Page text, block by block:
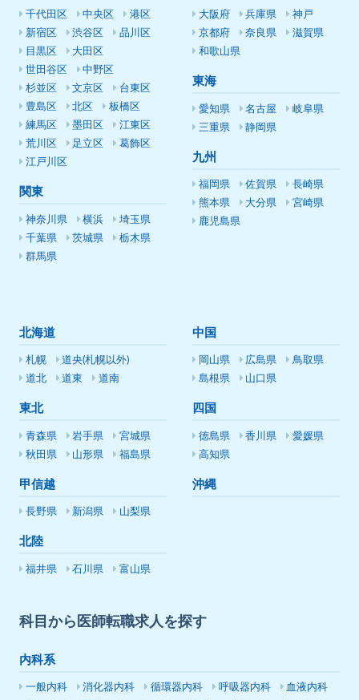
千代田区 中央区
港区
新宿区
渋谷区
品川区
目黒区
大田区
世田谷区
中野区
杉並区
文京区
台東区
豊島区
北区
板橋区
練馬区
墨田区
江東区
荒川区
足立区
葛飾区
江戸川区
関東
神奈川県 横浜
埼玉県
千葉県
茨城県
栃木県
群馬県
大阪府 兵庫県
神戸
京都府
奈良県
滋賀県
和歌山県
東海
愛知県 名古屋
岐阜県
三重県
静岡県
九州
福岡県 佐賀県
長崎県
熊本県
大分県
宮崎県
鹿児島県
北海道
札幌
道央(札幌以外)
道北
道東 道南
東北
青森県 岩手県
宮城県
秋田県
山形県 福島県
甲信越
長野県 新潟県 山梨県
北陸
福井県 石川県 富山県
中国
岡山県 広島県
鳥取県
島根県
山口県
四国
徳島県 香川県
愛媛県
高知県
沖縄
科目から医師転職求人を探す
内科系
一般内科 消化器内科 循環器内科 呼吸器内科
血液内科